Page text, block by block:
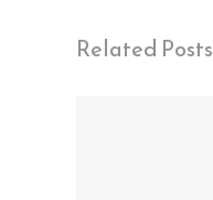
Related Posts